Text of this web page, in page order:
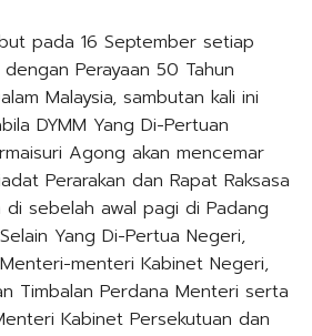
pada 16 September setiap
Perayaan 50 Tahun
Malaysia, sambutan kali ini
DYMM Yang Di-Pertuan
Agong akan mencemar
Perarakan dan Rapat Raksasa
di sebelah awal pagi di Padang
Yang Di-Pertua Negeri,
menteri Kabinet Negeri,
Timbalan Perdana Menteri serta
Kabinet Persekutuan dan